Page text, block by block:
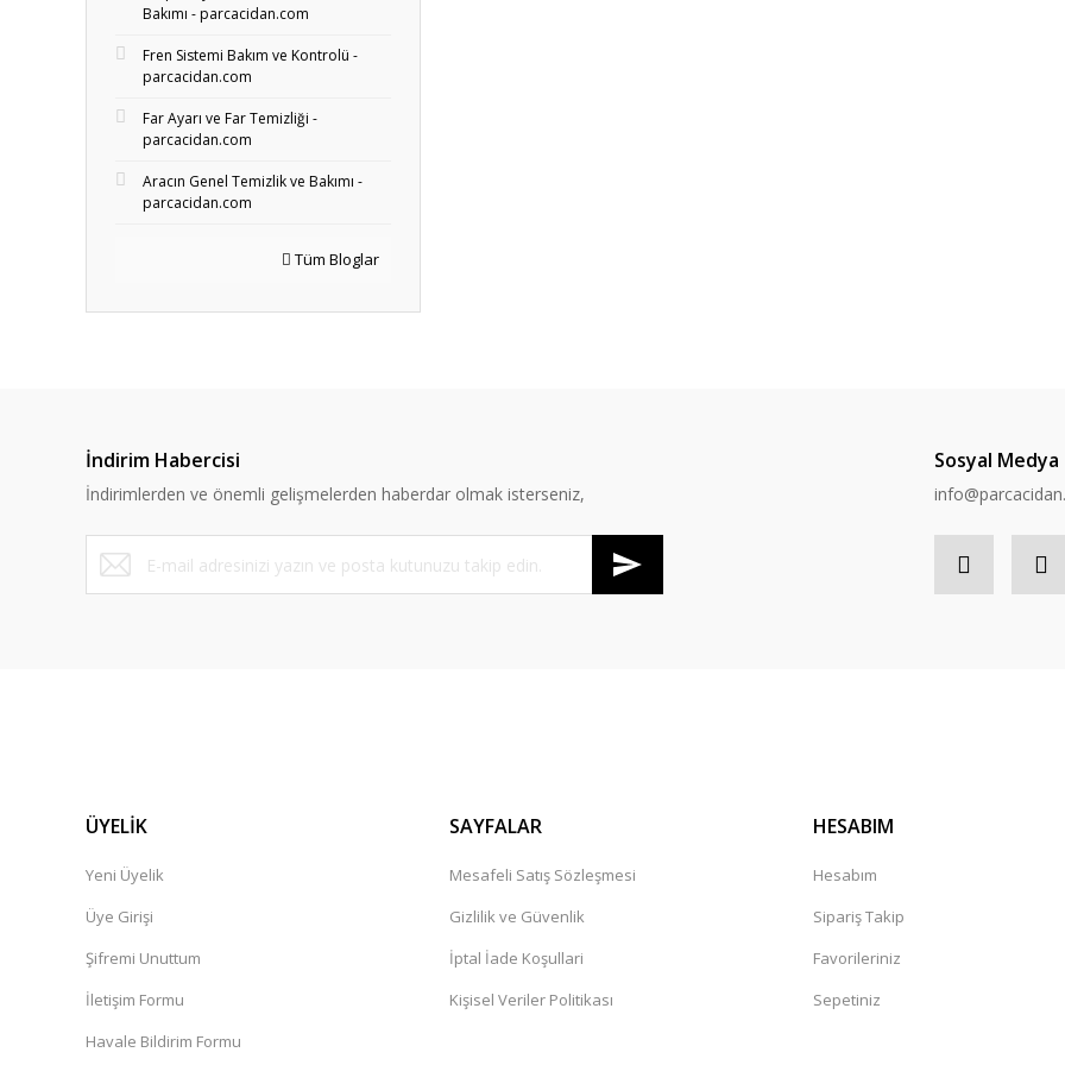
Bakımı - parcacidan.com
Fren Sistemi Bakım ve Kontrolü -
parcacidan.com
Far Ayarı ve Far Temizliği -
parcacidan.com
Aracın Genel Temizlik ve Bakımı -
parcacidan.com
Tüm Bloglar
İndirim Habercisi
İndirimlerden ve önemli gelişmelerden haberdar olmak isterseniz,
Sosyal Medya
ÜYELİK
Yeni Üyelik
Üye Girişi
Şifremi Unuttum
İletişim Formu
Havale Bildirim Formu
SAYFALAR
Mesafeli Satış Sözleşmesi
Gizlilik ve Güvenlik
İptal İade Koşullari
Kişisel Veriler Politikası
HESABIM
Hesabım
Sipariş Takip
Favorileriniz
Sepetiniz